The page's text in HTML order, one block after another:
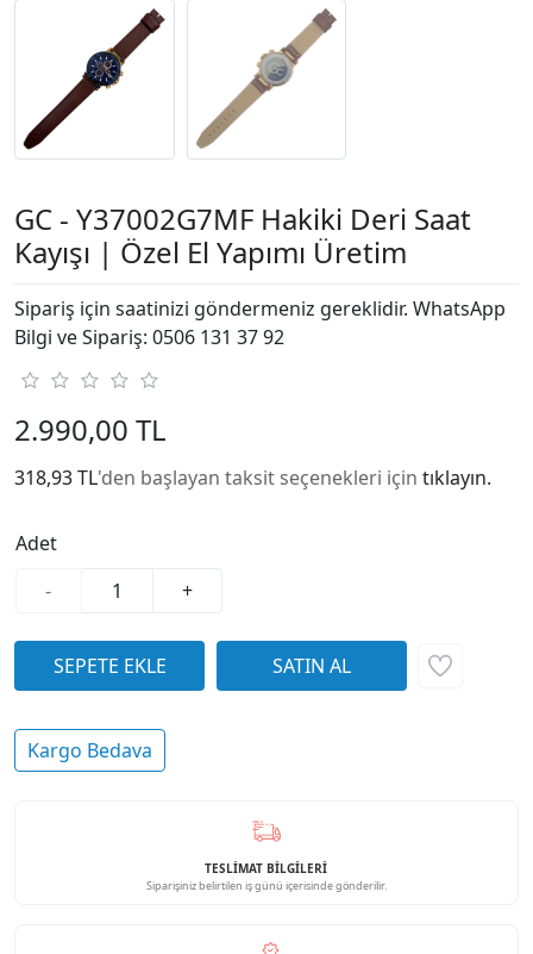
GC - Y37002G7MF Hakiki Deri Saat
Kayışı | Özel El Yapımı Üretim
Sipariş için saatinizi göndermeniz gereklidir. WhatsApp
Bilgi ve Sipariş: 0506 131 37 92
2.990,00 TL
318,93 TL'den başlayan taksit seçenekleri için tıklayın.
Adet
-
+
Kargo Bedava
TESLİMAT BİLGİLERİ
Siparişiniz belirtilen iş günü içerisinde gönderilir.